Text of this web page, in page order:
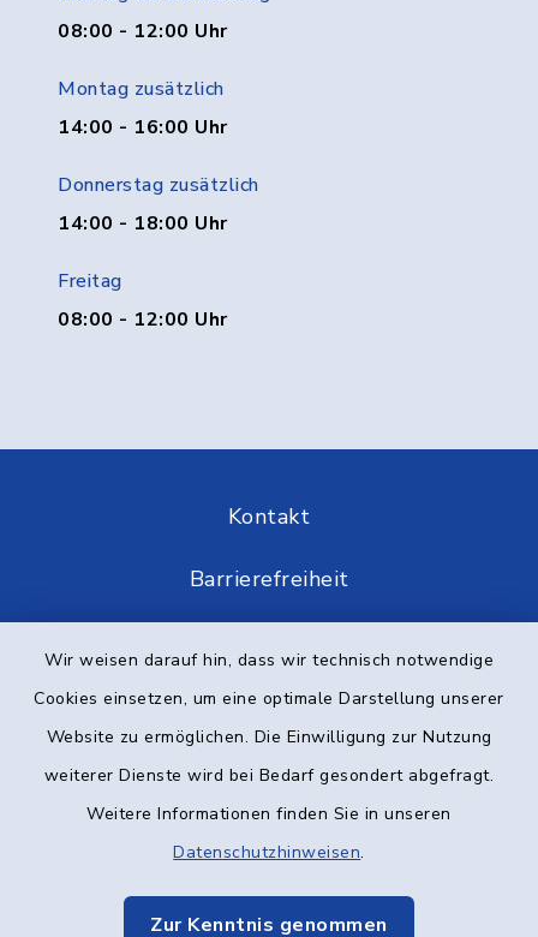
Wir weisen darauf hin, dass wir technisch notwendige
Cookies einsetzen, um eine optimale Darstellung unserer
Website zu ermöglichen. Die Einwilligung zur Nutzung
weiterer Dienste wird bei Bedarf gesondert abgefragt.
Weitere Informationen finden Sie in unseren
Datenschutzhinweisen.
Zur Kenntnis genommen
08:00 - 12:00 Uhr
Montag zusätzlich
14:00 - 16:00 Uhr
Donnerstag zusätzlich
14:00 - 18:00 Uhr
Freitag
08:00 - 12:00 Uhr
Kontakt
Barrierefreiheit
Impressum
Elektronische Kommunikation
Sitemap
Cookie-Einstellungen